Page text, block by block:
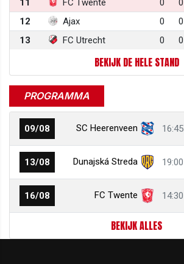
11
FC Twente 0 0
12
Ajax 0 0
13
FC Utrecht 0 0
BEKIJK DE HELE STAND
PROGRAMMA
09/08 SC Heerenveen 16:45
13/08 Dunajská Streda 19:00
16/08 FC Twente 14:30
BEKIJK ALLES